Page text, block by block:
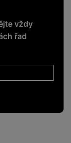
vždy
řad